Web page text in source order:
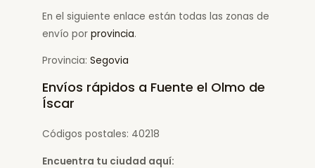
En el siguiente enlace están todas las zonas de
envío por provincia.
Provincia: Segovia
Envíos rápidos a Fuente el Olmo de
Íscar
Códigos postales: 40218
Encuentra tu ciudad aquí: